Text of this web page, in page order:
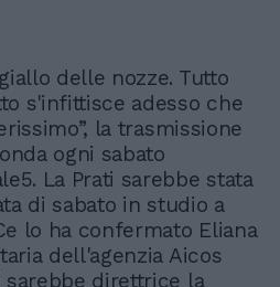
delle nozze. Tutto
s'infittisce adesso che
la trasmissione
ogni sabato
La Prati sarebbe stata
di sabato in studio a
lo ha confermato Eliana
dell'agenzia Aicos
sarebbe direttrice la